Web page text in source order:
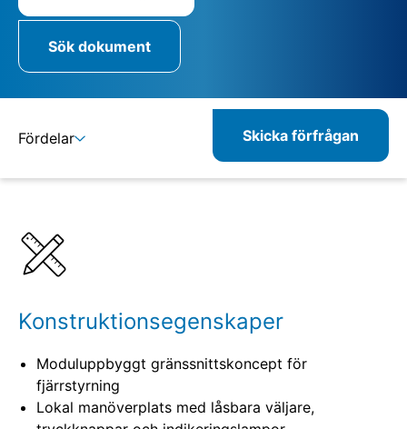
Sök dokument
Fördelar Skicka förfrågan
Konstruktionsegenskaper
Moduluppbyggt gränssnittskoncept för
fjärrstyrning
Lokal manöverplats med låsbara väljare,